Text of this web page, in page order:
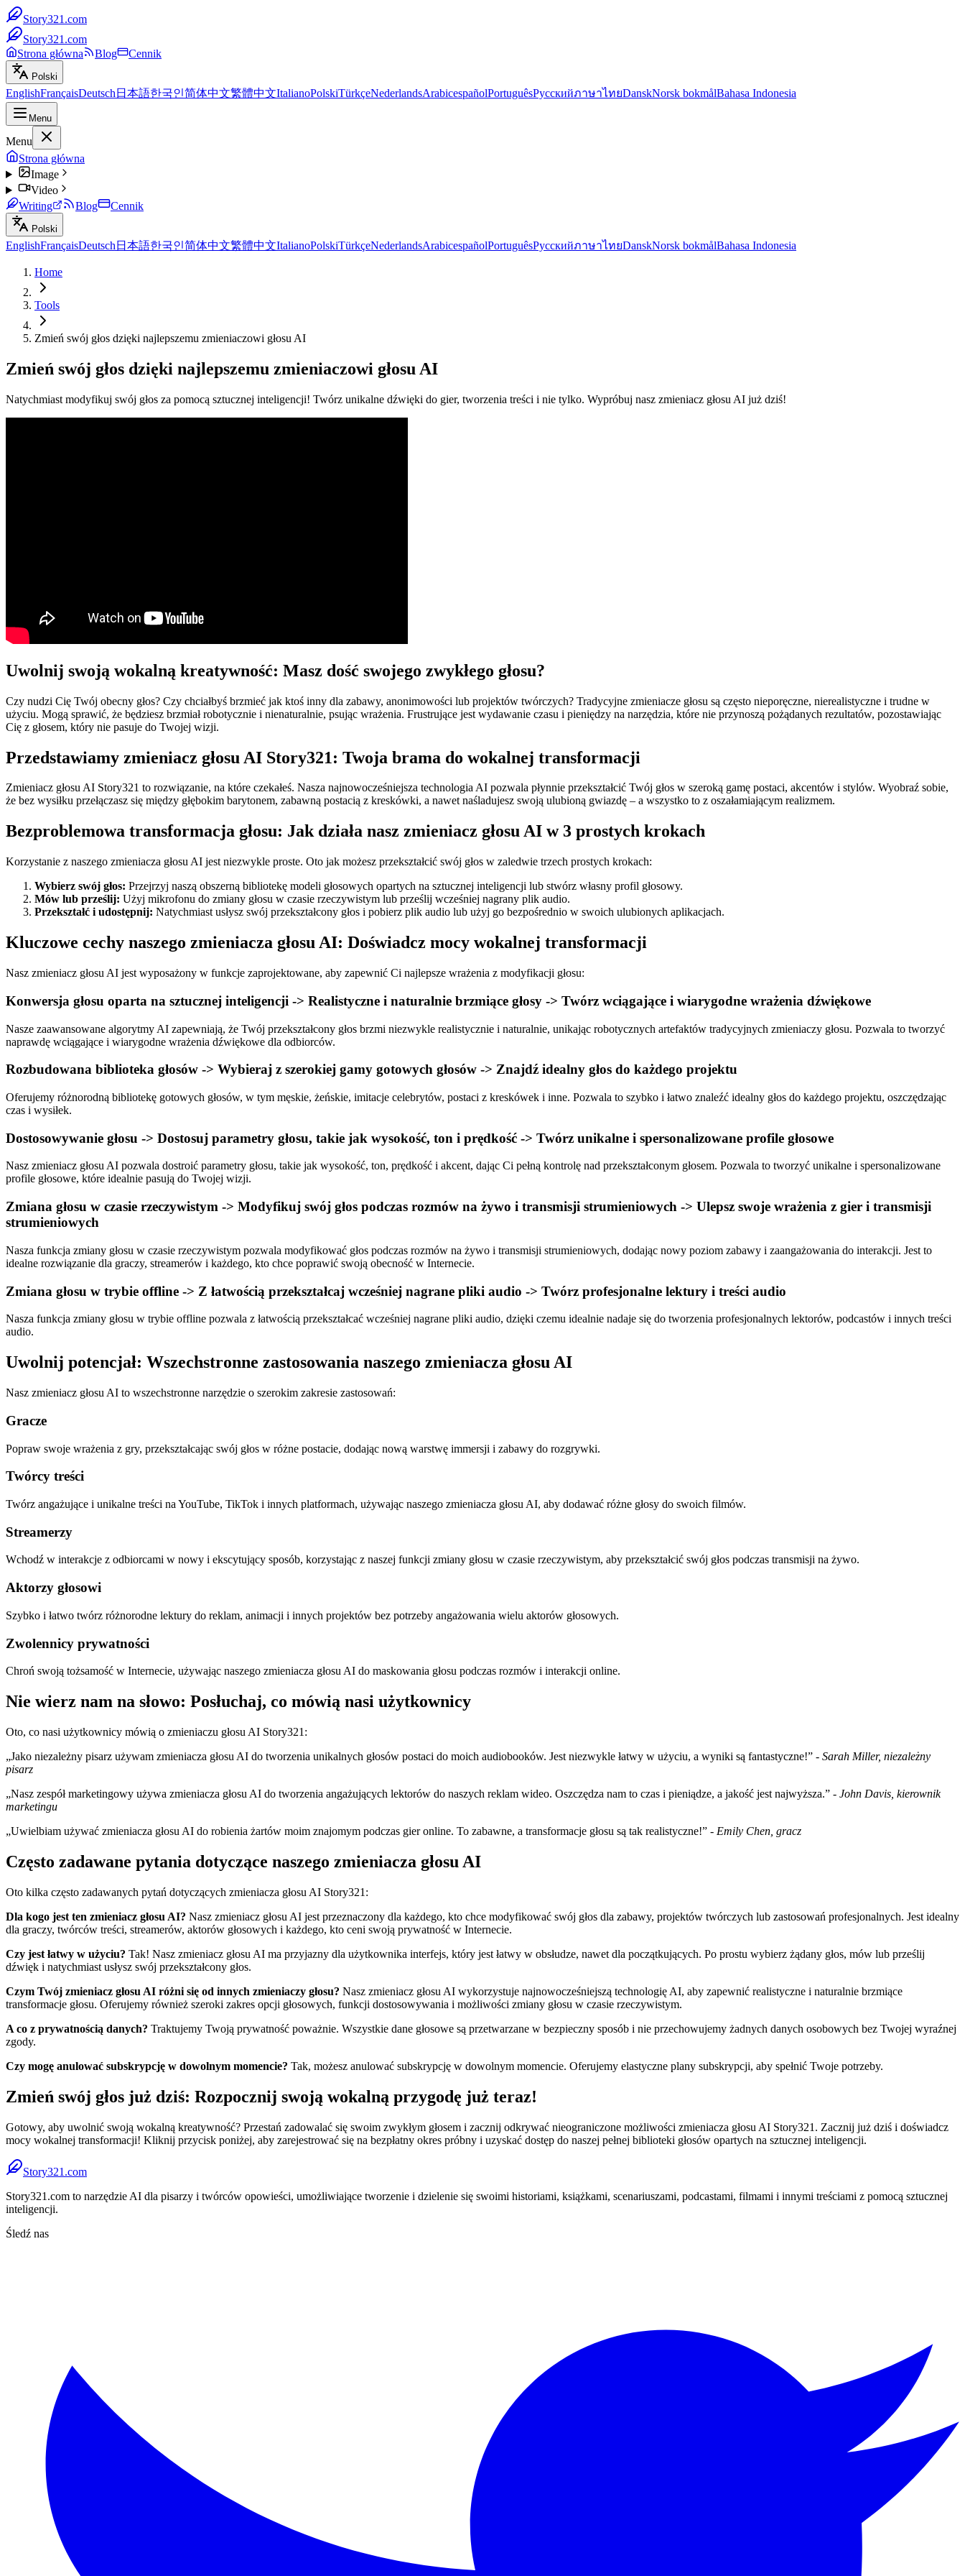
Story321.com
Story321.com
Strona główna
Blog Cennik
Polski
EnglishFrançaisDeutsch 日本語한국인简体中文繁體中文ItalianoPolskiTürkçeNederlandsArabicespañolPortuguêsРусскийภาษาไทยDanskNorsk bokmålBahasa Indonesia
Menu
Menu
Strona główna
Image
Video
Writing
Blog Cennik
Polski
EnglishFrançaisDeutsch 日本語한국인简体中文繁體中文ItalianoPolskiTürkçeNederlandsArabicespañolPortuguêsРусскийภาษาไทยDanskNorsk bokmålBahasa Indonesia
Home
Tools
Zmień swój głos dzięki najlepszemu zmieniaczowi głosu AI
Zmień swój głos dzięki najlepszemu zmieniaczowi głosu AI
Natychmiast modyfikuj swój głos za pomocą sztucznej inteligencji! Twórz unikalne dźwięki do gier, tworzenia treści i nie tylko. Wypróbuj nasz zmieniacz głosu AI już dziś!
Uwolnij swoją wokalną kreatywność: Masz dość swojego zwykłego głosu?
Czy nudzi Cię Twój obecny głos? Czy chciałbyś brzmieć jak ktoś inny dla zabawy, anonimowości lub projektów twórczych? Tradycyjne zmieniacze głosu są często nieporęczne, nierealistyczne i trudne w
użyciu. Mogą sprawić, że będziesz brzmiał robotycznie i nienaturalnie, psując wrażenia. Frustrujące jest wydawanie czasu i pieniędzy na narzędzia, które nie przynoszą pożądanych rezultatów, pozostawiając
Cię z głosem, który nie pasuje do Twojej wizji.
Przedstawiamy zmieniacz głosu AI Story321: Twoja brama do wokalnej transformacji
Zmieniacz głosu AI Story321 to rozwiązanie, na które czekałeś. Nasza najnowocześniejsza technologia AI pozwala płynnie przekształcić Twój głos w szeroką gamę postaci, akcentów i stylów. Wyobraź sobie,
że bez wysiłku przełączasz się między głębokim barytonem, zabawną postacią z kreskówki, a nawet naśladujesz swoją ulubioną gwiazdę – a wszystko to z oszałamiającym realizmem.
Bezproblemowa transformacja głosu: Jak działa nasz zmieniacz głosu AI w 3 prostych krokach
Korzystanie z naszego zmieniacza głosu AI jest niezwykle proste. Oto jak możesz przekształcić swój głos w zaledwie trzech prostych krokach:
Wybierz swój głos: Przejrzyj naszą obszerną bibliotekę modeli głosowych opartych na sztucznej inteligencji lub stwórz własny profil głosowy.
Mów lub prześlij: Użyj mikrofonu do zmiany głosu w czasie rzeczywistym lub prześlij wcześniej nagrany plik audio.
Przekształć i udostępnij: Natychmiast usłysz swój przekształcony głos i pobierz plik audio lub użyj go bezpośrednio w swoich ulubionych aplikacjach.
Kluczowe cechy naszego zmieniacza głosu AI: Doświadcz mocy wokalnej transformacji
Nasz zmieniacz głosu AI jest wyposażony w funkcje zaprojektowane, aby zapewnić Ci najlepsze wrażenia z modyfikacji głosu:
Konwersja głosu oparta na sztucznej inteligencji -> Realistyczne i naturalnie brzmiące głosy -> Twórz wciągające i wiarygodne wrażenia dźwiękowe
Nasze zaawansowane algorytmy AI zapewniają, że Twój przekształcony głos brzmi niezwykle realistycznie i naturalnie, unikając robotycznych artefaktów tradycyjnych zmieniaczy głosu. Pozwala to tworzyć
naprawdę wciągające i wiarygodne wrażenia dźwiękowe dla odbiorców.
Rozbudowana biblioteka głosów -> Wybieraj z szerokiej gamy gotowych głosów -> Znajdź idealny głos do każdego projektu
Oferujemy różnorodną bibliotekę gotowych głosów, w tym męskie, żeńskie, imitacje celebrytów, postaci z kreskówek i inne. Pozwala to szybko i łatwo znaleźć idealny głos do każdego projektu, oszczędzając
czas i wysiłek.
Dostosowywanie głosu -> Dostosuj parametry głosu, takie jak wysokość, ton i prędkość -> Twórz unikalne i spersonalizowane profile głosowe
Nasz zmieniacz głosu AI pozwala dostroić parametry głosu, takie jak wysokość, ton, prędkość i akcent, dając Ci pełną kontrolę nad przekształconym głosem. Pozwala to tworzyć unikalne i spersonalizowane
profile głosowe, które idealnie pasują do Twojej wizji.
Zmiana głosu w czasie rzeczywistym -> Modyfikuj swój głos podczas rozmów na żywo i transmisji strumieniowych -> Ulepsz swoje wrażenia z gier i transmisji
strumieniowych
Nasza funkcja zmiany głosu w czasie rzeczywistym pozwala modyfikować głos podczas rozmów na żywo i transmisji strumieniowych, dodając nowy poziom zabawy i zaangażowania do interakcji. Jest to
idealne rozwiązanie dla graczy, streamerów i każdego, kto chce poprawić swoją obecność w Internecie.
Zmiana głosu w trybie offline -> Z łatwością przekształcaj wcześniej nagrane pliki audio -> Twórz profesjonalne lektury i treści audio
Nasza funkcja zmiany głosu w trybie offline pozwala z łatwością przekształcać wcześniej nagrane pliki audio, dzięki czemu idealnie nadaje się do tworzenia profesjonalnych lektorów, podcastów i innych treści
audio.
Uwolnij potencjał: Wszechstronne zastosowania naszego zmieniacza głosu AI
Nasz zmieniacz głosu AI to wszechstronne narzędzie o szerokim zakresie zastosowań:
Gracze
Popraw swoje wrażenia z gry, przekształcając swój głos w różne postacie, dodając nową warstwę immersji i zabawy do rozgrywki.
Twórcy treści
Twórz angażujące i unikalne treści na YouTube, TikTok i innych platformach, używając naszego zmieniacza głosu AI, aby dodawać różne głosy do swoich filmów.
Streamerzy
Wchodź w interakcje z odbiorcami w nowy i ekscytujący sposób, korzystając z naszej funkcji zmiany głosu w czasie rzeczywistym, aby przekształcić swój głos podczas transmisji na żywo.
Aktorzy głosowi
Szybko i łatwo twórz różnorodne lektury do reklam, animacji i innych projektów bez potrzeby angażowania wielu aktorów głosowych.
Zwolennicy prywatności
Chroń swoją tożsamość w Internecie, używając naszego zmieniacza głosu AI do maskowania głosu podczas rozmów i interakcji online.
Nie wierz nam na słowo: Posłuchaj, co mówią nasi użytkownicy
Oto, co nasi użytkownicy mówią o zmieniaczu głosu AI Story321:
„Jako niezależny pisarz używam zmieniacza głosu AI do tworzenia unikalnych głosów postaci do moich audiobooków. Jest niezwykle łatwy w użyciu, a wyniki są fantastyczne!” - Sarah Miller, niezależny
pisarz
„Nasz zespół marketingowy używa zmieniacza głosu AI do tworzenia angażujących lektorów do naszych reklam wideo. Oszczędza nam to czas i pieniądze, a jakość jest najwyższa.” - John Davis, kierownik
marketingu
„Uwielbiam używać zmieniacza głosu AI do robienia żartów moim znajomym podczas gier online. To zabawne, a transformacje głosu są tak realistyczne!” - Emily Chen, gracz
Często zadawane pytania dotyczące naszego zmieniacza głosu AI
Oto kilka często zadawanych pytań dotyczących zmieniacza głosu AI Story321:
Dla kogo jest ten zmieniacz głosu AI? Nasz zmieniacz głosu AI jest przeznaczony dla każdego, kto chce modyfikować swój głos dla zabawy, projektów twórczych lub zastosowań profesjonalnych. Jest idealny
dla graczy, twórców treści, streamerów, aktorów głosowych i każdego, kto ceni swoją prywatność w Internecie.
Czy jest łatwy w użyciu? Tak! Nasz zmieniacz głosu AI ma przyjazny dla użytkownika interfejs, który jest łatwy w obsłudze, nawet dla początkujących. Po prostu wybierz żądany głos, mów lub prześlij
dźwięk i natychmiast usłysz swój przekształcony głos.
Czym Twój zmieniacz głosu AI różni się od innych zmieniaczy głosu? Nasz zmieniacz głosu AI wykorzystuje najnowocześniejszą technologię AI, aby zapewnić realistyczne i naturalnie brzmiące
transformacje głosu. Oferujemy również szeroki zakres opcji głosowych, funkcji dostosowywania i możliwości zmiany głosu w czasie rzeczywistym.
A co z prywatnością danych? Traktujemy Twoją prywatność poważnie. Wszystkie dane głosowe są przetwarzane w bezpieczny sposób i nie przechowujemy żadnych danych osobowych bez Twojej wyraźnej
zgody.
Czy mogę anulować subskrypcję w dowolnym momencie? Tak, możesz anulować subskrypcję w dowolnym momencie. Oferujemy elastyczne plany subskrypcji, aby spełnić Twoje potrzeby.
Zmień swój głos już dziś: Rozpocznij swoją wokalną przygodę już teraz!
Gotowy, aby uwolnić swoją wokalną kreatywność? Przestań zadowalać się swoim zwykłym głosem i zacznij odkrywać nieograniczone możliwości zmieniacza głosu AI Story321. Zacznij już dziś i doświadcz
mocy wokalnej transformacji! Kliknij przycisk poniżej, aby zarejestrować się na bezpłatny okres próbny i uzyskać dostęp do naszej pełnej biblioteki głosów opartych na sztucznej inteligencji.
Story321.com
Story321.com to narzędzie AI dla pisarzy i twórców opowieści, umożliwiające tworzenie i dzielenie się swoimi historiami, książkami, scenariuszami, podcastami, filmami i innymi treściami z pomocą sztucznej
inteligencji.
Śledź nas